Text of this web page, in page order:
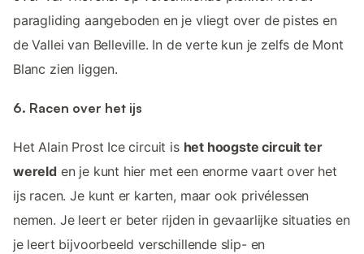
paragliding aangeboden en je vliegt over de pistes en
de Vallei van Belleville. In de verte kun je zelfs de Mont
Blanc zien liggen.
6. Racen over het ijs
Het Alain Prost Ice circuit is het hoogste circuit ter
werelden je kunt hier met een enorme vaart over het
ijs racen. Je kunt er karten, maar ook privélessen
nemen. Je leert er beter rijden in gevaarlijke situaties en
je leert bijvoorbeeld verschillende slip- en